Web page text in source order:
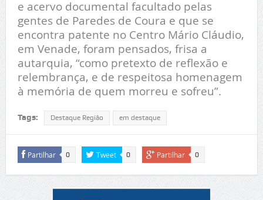
e acervo documental facultado pelas
gentes de Paredes de Coura e que se
encontra patente no Centro Mário Cláudio,
em Venade, foram pensados, frisa a
autarquia, “como pretexto de reflexão e
relembrança, e de respeitosa homenagem
à memória de quem morreu e sofreu”.
Tags: Destaque Região em destaque
Partilhar 0 Tweet 0 Partilhar 0